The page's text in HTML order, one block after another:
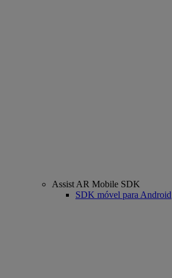
Assist AR Mobile SDK
SDK móvel para Android